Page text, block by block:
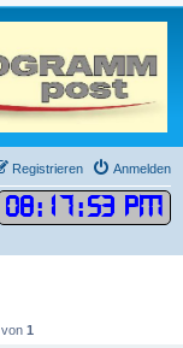
Anmelden
Registrieren
08: 17:53 PM
von 1